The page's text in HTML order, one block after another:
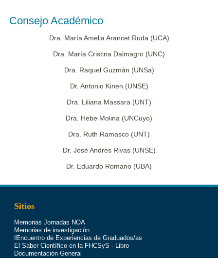
Consejo Académico
Dra. María Amelia Arancet Ruda (UCA)
Dra. María Cristina Dalmagro (UNC)
Dra. Raquel Guzmán (UNSa)
Dr. Antonio Kinen (UNSE)
Dra. Liliana Massara (UNT)
Dra. Hebe Molina (UNCuyo)
Dra. Ruth Ramasco (UNT)
Dr. José Andrés Rivas (UNSE)
Dr. Eduardo Romano (UBA)
Sitios
Memorias Jornadas NOA
Memorias de investigación
IEncuentro de Experiencias de Graduados/as
El Saber Científico en la FHCSyS - Libro
Documentación General